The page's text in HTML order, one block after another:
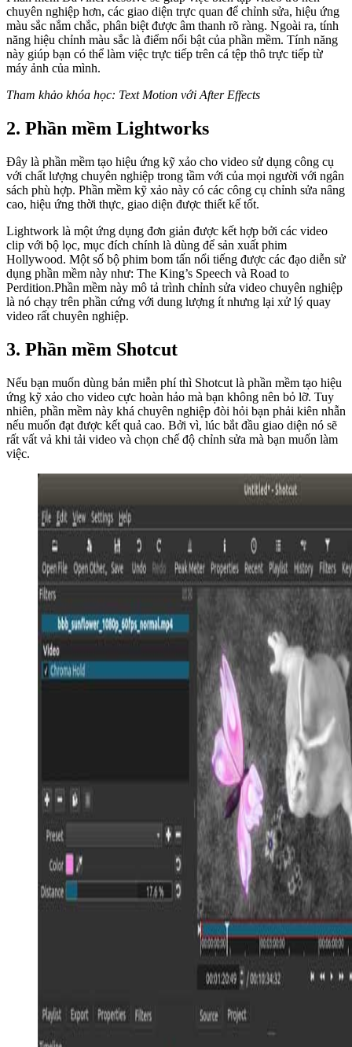
chuyên nghiệp hơn, các giao diện trực quan để chỉnh sửa, hiệu ứng
màu sắc nắm chắc, phân biệt được âm thanh rõ ràng. Ngoài ra, tính
năng hiệu chỉnh màu sắc là điểm nổi bật của phần mềm. Tính năng
này giúp bạn có thể làm việc trực tiếp trên cá tệp thô trực tiếp từ
máy ảnh của mình.
Tham khảo khóa học: Text Motion với After Effects
2. Phần mềm Lightworks
Đây là phần mềm tạo hiệu ứng kỹ xảo cho video sử dụng công cụ
với chất lượng chuyên nghiệp trong tầm với của mọi người với ngân
sách phù hợp. Phần mềm kỹ xảo này có các công cụ chỉnh sửa nâng
cao, hiệu ứng thời thực, giao diện được thiết kế tốt.
Lightwork là một ứng dụng đơn giản được kết hợp bởi các video
clip với bộ lọc, mục đích chính là dùng để sản xuất phim
Hollywood. Một số bộ phim bom tấn nổi tiếng được các đạo diễn sử
dụng phần mềm này như: The King’s Speech và Road to
Perdition.Phần mềm này mô tả trình chỉnh sửa video chuyên nghiệp
là nó chạy trên phần cứng với dung lượng ít nhưng lại xử lý quay
video rất chuyên nghiệp.
3. Phần mềm Shotcut
Nếu bạn muốn dùng bản miễn phí thì Shotcut là phần mềm tạo hiệu
ứng kỹ xảo cho video cực hoàn hảo mà bạn không nên bỏ lỡ. Tuy
nhiên, phần mềm này khá chuyên nghiệp đòi hỏi bạn phải kiên nhẫn
nếu muốn đạt được kết quả cao. Bởi vì, lúc bắt đầu giao diện nó sẽ
rất vất vả khi tải video và chọn chế độ chỉnh sửa mà bạn muốn làm
việc.